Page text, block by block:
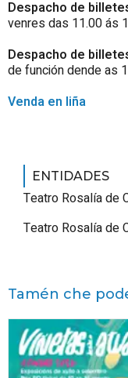
Despacho de
venres das 11.00 ás
Despacho de
de función dende as
Venda en liña
ENTIDADES
Teatro Rosalía de
Teatro Rosalía de
Tamén che